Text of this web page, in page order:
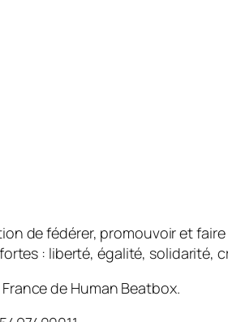
de fédérer, promouvoir et
: liberté, égalité, solidarité,
de Human Beatbox.